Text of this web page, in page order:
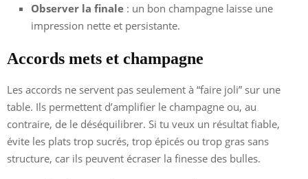
Observer la finale : un bon champagne laisse une
impression nette et persistante.
Accords mets et champagne
Les accords ne servent pas seulement à “faire joli” sur une
table. Ils permettent d’amplifier le champagne ou, au
contraire, de le déséquilibrer. Si tu veux un résultat fiable,
évite les plats trop sucrés, trop épicés ou trop gras sans
structure, car ils peuvent écraser la finesse des bulles.